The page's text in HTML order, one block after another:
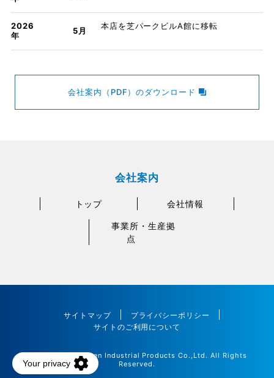
2026
年
5月 本店を芝パークビルA館に移転
会社案内（PDF）のダウンロード
会社案内
トップ 会社情報
事業所・生産拠
点
サイトマップ
プライバシーポリシー
サイトのご利用について
©2025 Maedakosen Industrial Products Co.,Ltd. All Rights
Reserved.